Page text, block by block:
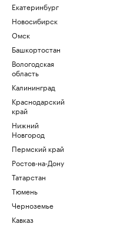
Екатеринбург
Новосибирск
Омск
Башкортостан
Вологодская
область
Калининград
Краснодарский
край
Нижний
Новгород
Пермский край
Ростов-на-Дону
Татарстан
Тюмень
Черноземье
Кавказ